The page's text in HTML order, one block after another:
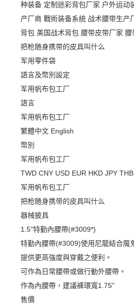
种装备 定制迷彩背包厂家 户外运动
产厂商 戰術装备系統 战术腰带生产
背包 美国战术背包 腰带皮带厂家 腰
把枪随身携带的皮具叫什么
军用零件袋
語言及幣別設定
军用帆布包工厂
語言
军用帆布包工厂
繁體中文 English
幣別
军用帆布包工厂
TWD CNY USD EUR HKD JPY THB
军用帆布包工厂
把枪随身携带的皮具叫什么
器械披具
1.5"特勤內腰帶(#3009*)
特勤內腰帶(#3009)使用尼龍結合魔
提供更高強度與穿戴之便利。
可作為日常腰帶或做行動外腰帶。
作為內腰帶，建議褲環寬1.75"
售價